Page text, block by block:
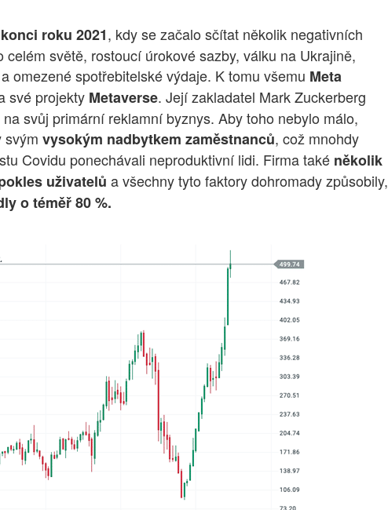
roku 2021, kdy se začalo sčítat několik negativních
světě, rostoucí úrokové sazby, válku na Ukrajině,
omezené spotřebitelské výdaje. K tomu všemu Meta
své projekty Metaverse. Její zakladatel Mark Zuckerberg
svůj primární reklamní byznys. Aby toho nebylo málo,
svým vysokým nadbytkem zaměstnanců, což mnohdy
Covidu ponechávali neproduktivní lidi. Firma také několik
uživatelů a všechny tyto faktory dohromady způsobily,
o téměř 80 %.